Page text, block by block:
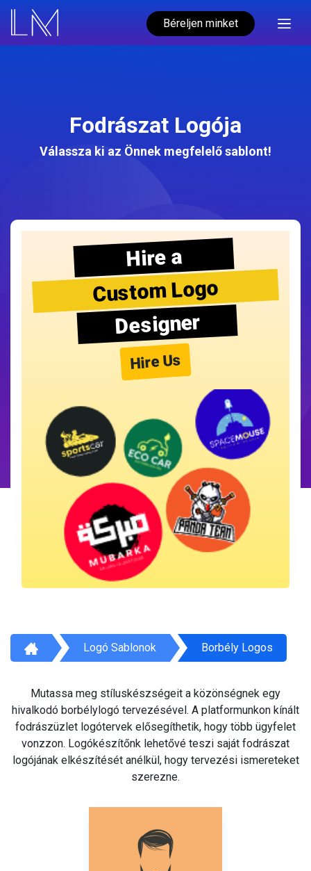
Béreljen minket
Fodrászat Logója
Válassza ki az Önnek megfelelő sablont!
Hire a
Custom Logo
Designer
Hire Us
Logó Sablonok Borbély Logos
Mutassa meg stíluskészségeit a közönségnek egy
hivalkodó borbélylogó tervezésével. A platformunkon kínált
fodrászüzlet logótervek elősegíthetik, hogy több ügyfelet
vonzzon. Logókészítőnk lehetővé teszi saját fodrászat
logójának elkészítését anélkül, hogy tervezési ismereteket
szerezne.